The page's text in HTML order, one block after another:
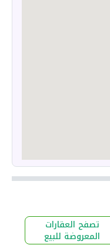
تصفح العقارات
المعروضة للبيع